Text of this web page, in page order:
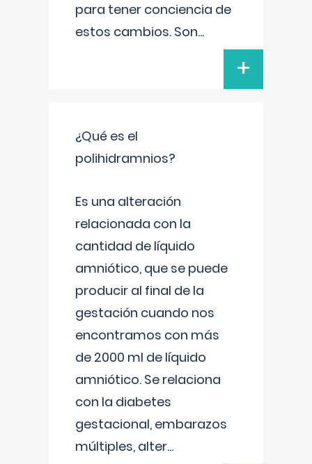
para tener conciencia de
estos cambios. Son...
+
¿Qué es el
polihidramnios?
Es una alteración
relacionada con la
cantidad de líquido
amniótico, que se puede
producir al final de la
gestación cuando nos
encontramos con más
de 2000 ml de líquido
amniótico. Se relaciona
con la diabetes
gestacional, embarazos
múltiples, alter...